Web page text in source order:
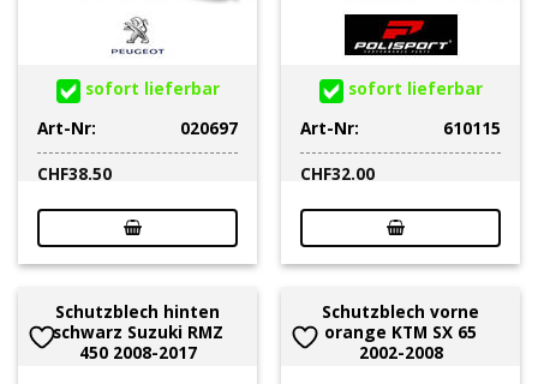
sofort lieferbar
Art-Nr:
020697
CHF38.50
sofort lieferbar
Art-Nr:
610115
CHF32.00
Schutzblech hinten
schwarz Suzuki RMZ
450 2008-2017
Schutzblech vorne
orange KTM SX 65
2002-2008